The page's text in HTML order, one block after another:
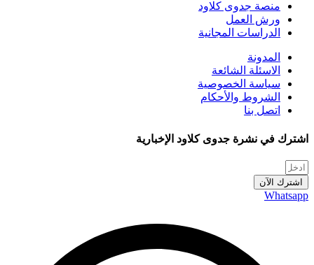
منصة جدوى كلاود
ورش العمل
الدراسات المجانية
المدونة
الاسئلة الشائعة
سياسة الخصوصية
الشروط والأحكام
اتصل بنا
اشترك في نشرة جدوى كلاود الإخبارية
اشترك الآن
Whatsapp